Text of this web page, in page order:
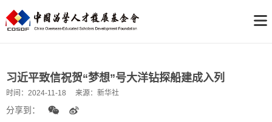
习近平致信祝贺“梦想”号大洋钻探船建成入列
时间： 2024-11-18 来源： 新华社
分享到：